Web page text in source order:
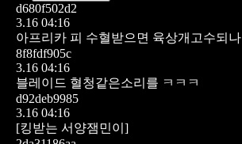
d680f502d2
3.16 04:16
아프리카 피 수혈받으면 육상개고수되나
8f8fdf905c
3.16 04:16
블레이드 혈청같은소리를 ㅋㅋㅋ
d92deb9985
3.16 04:16
[킹받는 서양잼민이]